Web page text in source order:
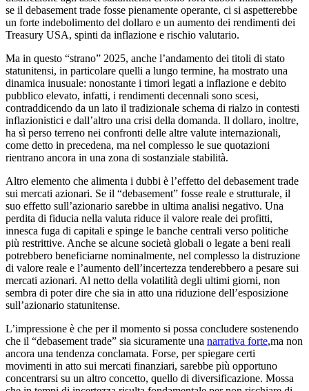
se il debasement trade fosse pienamente operante, ci si aspetterebbe
un forte indebolimento del dollaro e un aumento dei rendimenti dei
Treasury USA, spinti da inflazione e rischio valutario.
Ma in questo “strano” 2025, anche l’andamento dei titoli di stato
statunitensi, in particolare quelli a lungo termine, ha mostrato una
dinamica inusuale: nonostante i timori legati a inflazione e debito
pubblico elevato, infatti, i rendimenti decennali sono scesi,
contraddicendo da un lato il tradizionale schema di rialzo in contesti
inflazionistici e dall’altro una crisi della domanda. Il dollaro, inoltre,
ha sì perso terreno nei confronti delle altre valute internazionali,
come detto in precedena, ma nel complesso le sue quotazioni
rientrano ancora in una zona di sostanziale stabilità.
Altro elemento che alimenta i dubbi è l’effetto del debasement trade
sui mercati azionari. Se il “debasement” fosse reale e strutturale, il
suo effetto sull’azionario sarebbe in ultima analisi negativo. Una
perdita di fiducia nella valuta riduce il valore reale dei profitti,
innesca fuga di capitali e spinge le banche centrali verso politiche
più restrittive. Anche se alcune società globali o legate a beni reali
potrebbero beneficiarne nominalmente, nel complesso la distruzione
di valore reale e l’aumento dell’incertezza tenderebbero a pesare sui
mercati azionari. Al netto della volatilità degli ultimi giorni, non
sembra di poter dire che sia in atto una riduzione dell’esposizione
sull’azionario statunitense.
L’impressione è che per il momento si possa concludere sostenendo
che il “debasement trade” sia sicuramente una narrativa forte,ma non
ancora una tendenza conclamata. Forse, per spiegare certi
movimenti in atto sui mercati finanziari, sarebbe più opportuno
concentrarsi su un altro concetto, quello di diversificazione. Mossa